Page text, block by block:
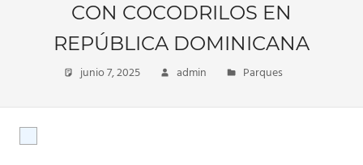
CON COCODRILOS EN
REPÚBLICA DOMINICANA
junio 7, 2025 admin Parques